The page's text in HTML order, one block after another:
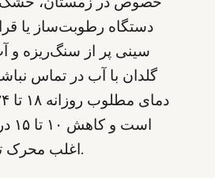
دستگاه رطوبت‌ساز یا
سینی پر از سنگ‌ریزه و
گلدان با آب در تماس
اغلب محرک تشکیل غنچه است.